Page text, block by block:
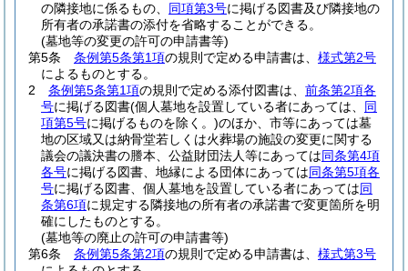
の隣接地に係るもの、 同項第3号に掲げる図書及び隣接地の
所有者の承諾書の添付を省略することができる。
(墓地等の変更の許可の申請書等)
第5条
条例第5条第1項の規則で定める申請書は、 様式第2号
によるものとする。
2
条例第5条第1項の規則で定める添付図書は、 前条第2項各
号に掲げる図書(個人墓地を設置している者にあっては、 同
項第5号に掲げるものを除く。)のほか、市等にあっては墓
地の区域又は納骨堂若しくは火葬場の施設の変更に関する
議会の議決書の謄本、公益財団法人等にあっては同条第4項
各号に掲げる図書、地縁による団体にあっては同条第5項各
号に掲げる図書、個人墓地を設置している者にあっては同
条第6項に規定する隣接地の所有者の承諾書で変更箇所を明
確にしたものとする。
(墓地等の廃止の許可の申請書等)
第6条
条例第5条第2項の規則で定める申請書は、 様式第3号